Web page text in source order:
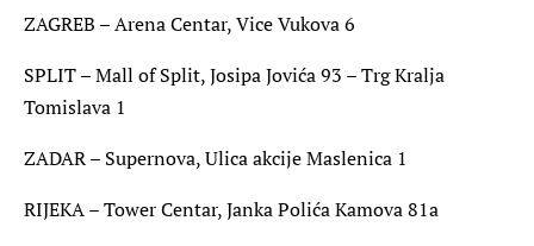
ZAGREB – Arena Centar, Vice Vukova 6
SPLIT – Mall of Split, Josipa Jovića 93 – Trg Kralja
Tomislava 1
ZADAR – Supernova, Ulica akcije Maslenica 1
RIJEKA – Tower Centar, Janka Polića Kamova 81a